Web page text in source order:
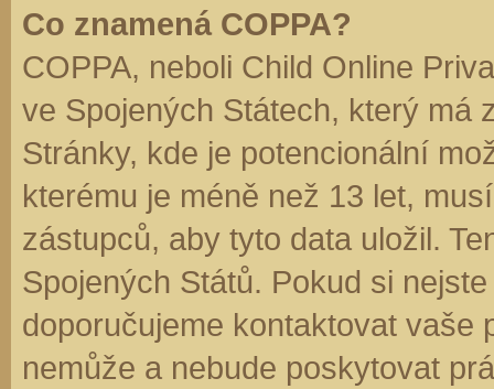
Co znamená COPPA?
COPPA, neboli Child Online
ve Spojených Státech, který má
Stránky, kde je potencionální
kterému je méně než 13 let,
zástupců, aby tyto data uložil.
Spojených Států. Pokud si
doporučujeme kontaktovat vaše
nemůže a nebude poskytovat